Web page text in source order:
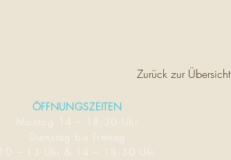
Zurück zur Übersicht
ÖFFNUNGSZEITEN
Montag
14 – 18:30 Uhr
Dienstag bis Freitag
10 – 13 Uhr & 14 – 18:30 Uhr